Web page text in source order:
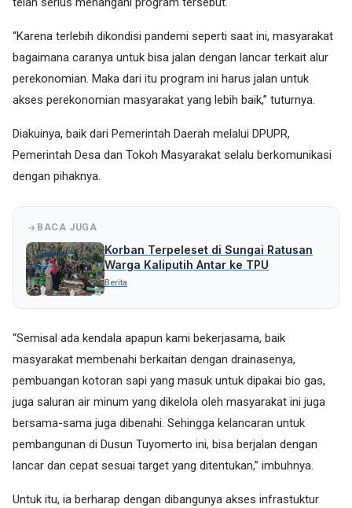
“Karena terlebih dikondisi pandemi seperti saat ini, masyarakat
bagaimana caranya untuk bisa jalan dengan lancar terkait alur
perekonomian. Maka dari itu program ini harus jalan untuk
akses perekonomian masyarakat yang lebih baik,” tuturnya.
Diakuinya, baik dari Pemerintah Daerah melalui DPUPR,
Pemerintah Desa dan Tokoh Masyarakat selalu berkomunikasi
dengan pihaknya.
BACA JUGA
Korban Terpeleset di Sungai Ratusan
Warga Kaliputih Antar ke TPU
Berita
“Semisal ada kendala apapun kami bekerjasama, baik
masyarakat membenahi berkaitan dengan drainasenya,
pembuangan kotoran sapi yang masuk untuk dipakai bio gas,
juga saluran air minum yang dikelola oleh masyarakat ini juga
bersama-sama juga dibenahi. Sehingga kelancaran untuk
pembangunan di Dusun Tuyomerto ini, bisa berjalan dengan
lancar dan cepat sesuai target yang ditentukan,” imbuhnya.
Untuk itu, ia berharap dengan dibangunya akses infrastuktur